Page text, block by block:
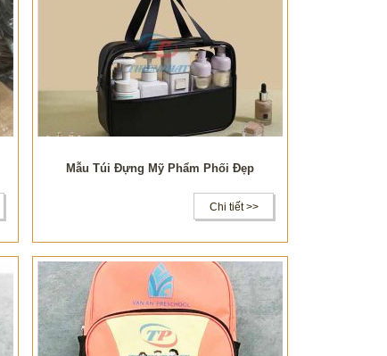
Mẫu Túi Đựng Mỹ Phẩm Phối Đẹp
Chi tiết >>